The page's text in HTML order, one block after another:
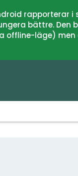
rapporterar
bättre. Den
offline-läge)